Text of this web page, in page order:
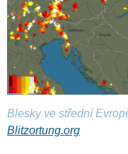
Blesky ve střední
Blitzortung.org